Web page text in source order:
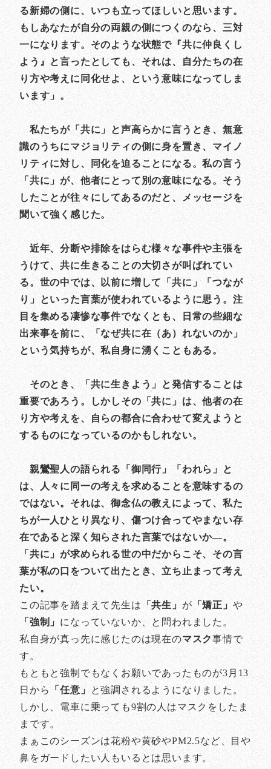
る新婦の側に、いつも立ってほしいと思います。
もしあなたが自分の両親の側につくのなら、三対
一になります。そのような状態で『共に仲良くし
よう』と言ったとしても、それは、自分たちの在
り方や考えに同化せよ、という意味になってしま
います」。
私たちが「共に」と声高らかに言うとき、無意
識のうちにマジョリティの側に身を置き、マイノ
リティに対し、同化を迫ることになる。私の言う
「共に」が、他者にとって別の意味になる。そう
したことが往々にしてあるのだと、メッセージを
聞いて強く感じた。
近年、分断や排除をはらむ様々な事件や主張を
うけて、共に生きることの大切さが叫ばれてい
る。世の中では、以前に増して「共に」「つなが
り」といった言葉が使われているように思う。注
目を集める凄惨な事件でなくとも、日常の些細な
出来事を前に、「なぜ共に在（あ）れないのか」
という気持ちが、私自身に湧くこともある。
そのとき、「共に生きよう」と発信することは
重要であろう。しかしその「共に」は、他者の在
り方や考えを、自らの都合に合わせて変えようと
するものになっているのかもしれない。
親鸞聖人の語られる「御同行」「われら」と
は、人々に同一の考えを求めることを意味するの
ではない。それは、御念仏の教えによって、私た
ちが一人ひとり異なり、傷つけ合ってやまない存
在であると深く知らされた言葉ではないか―。
「共に」が求められる世の中だからこそ、その言
葉が私の口をついて出たとき、立ち止まって考え
たい。
この記事を踏まえて先生は「共生」が 「矯正」 や
「強制」 になっていないか、と問われました。
私自身が真っ先に感じたのは現在のマスク事情で
す。
もともと強制でもなくお願いであったものが3月13
日から 「任意」 と強調されるようになりました。
しかし、電車に乗っても9割の人はマスクをしたま
まです。
まぁこのシーズンは花粉や黄砂やPM2.5など、目や
鼻をガードしたい人もいるとは思います。